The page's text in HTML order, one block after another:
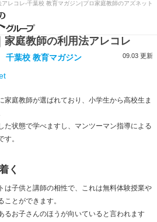
レコレ-千葉校 教育マガジン|プロ家庭教師のアズネット
家庭教師の利用法アレコレ
千葉校 教育マガジン 09.03 更新
家庭教師が選ばれており、小学生から高校生ま
た状態で学べますし、マンツーマン指導による
。
く
は子供と講師の相性で、これは無料体験授業や
とができます。
るお子さんのほうが向いていると言われます